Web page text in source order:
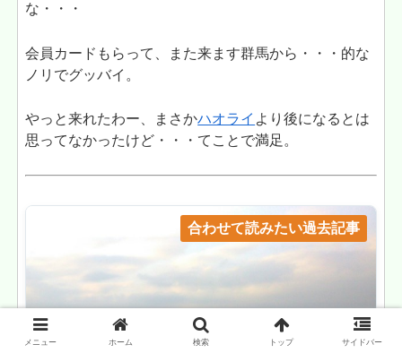
な・・・
会員カードもらって、また来ます群馬から・・・的な
ノリでグッバイ。
やっと来れたわー、まさかハオライ より後になるとは
思ってなかったけど・・・てことで満足。
合わせて読みたい過去記事
メニュー ホーム 検索 トップ サイドバー